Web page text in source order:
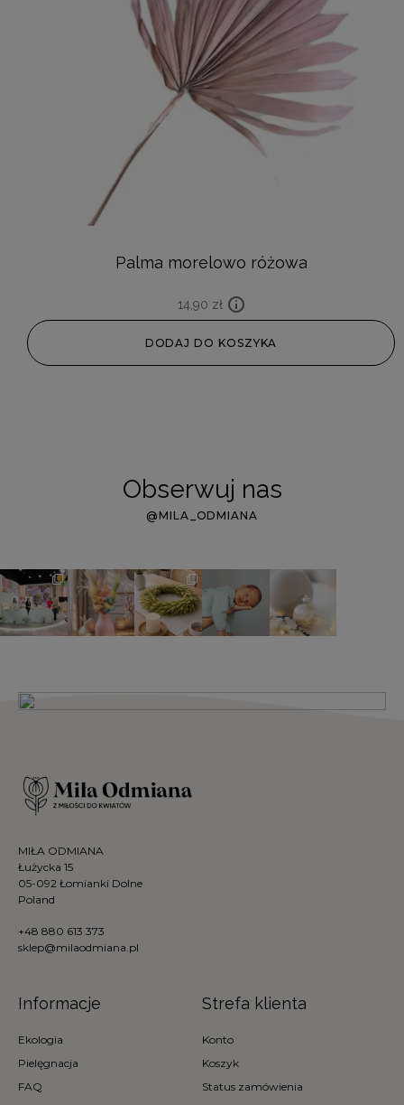
Palma morelowo różowa
14,90 zł
DODAJ DO KOSZYKA
Obserwuj nas
@MILA_ODMIANA
MIŁA ODMIANA
Łużycka 15
05-092 Łomianki Dolne
Poland
+48 880 613 373
sklep@milaodmiana.pl
Informacje
Ekologia
Pielęgnacja
FAQ
Strefa klienta
Konto
Koszyk
Status zamówienia